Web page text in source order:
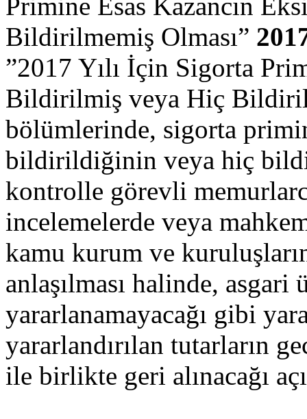
Bildirilmemiş Olması”
”2017 Yılı İçin Sigorta
Bildirilmiş veya Hiç
bölümlerinde, sigorta
bildirildiğinin veya hiç
kontrolle görevli
incelemelerde veya
kamu kurum ve
anlaşılması halinde, asgari
yararlanamayacağı gibi
yararlandırılan tutarların
ile birlikte geri alınacağı